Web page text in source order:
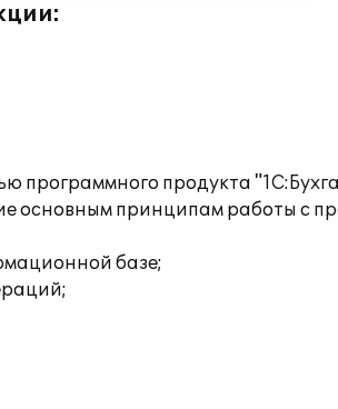
программного продукта
основным принципам работы с
базе;